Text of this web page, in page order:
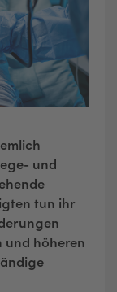
und
tun ihr
und höheren